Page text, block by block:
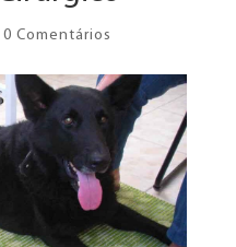
0 Comentários